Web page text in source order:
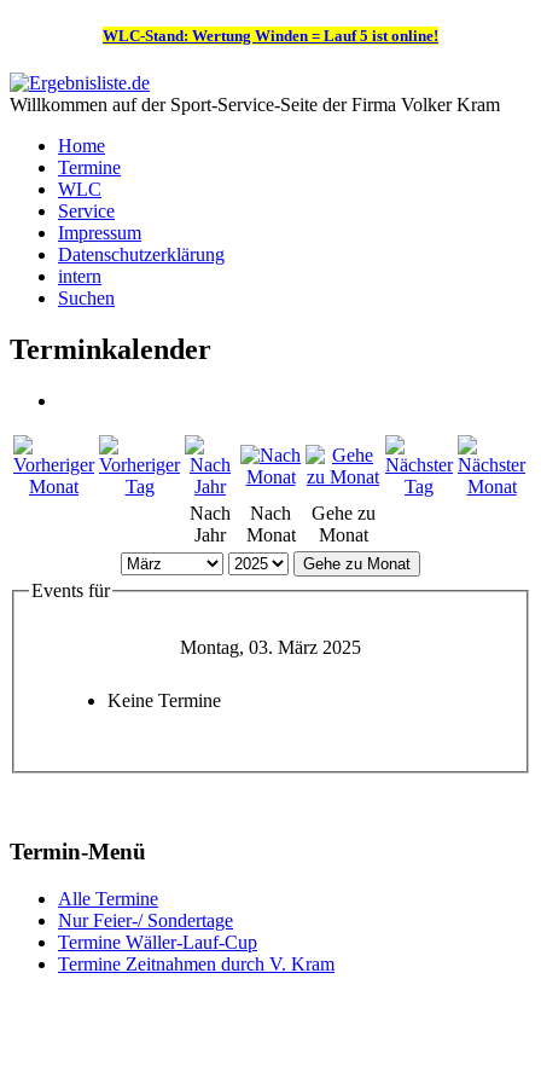
WLC-Stand: Wertung Winden = Lauf 5 ist online!
Willkommen auf der Sport-Service-Seite der Firma Volker Kram
Home
Termine
WLC
Service
Impressum
Datenschutzerklärung
intern
Suchen
Terminkalender
Nach
Jahr
Nach
Monat
Gehe zu
Monat
Gehe zu Monat
Events für
Montag, 03. März 2025
Keine Termine
Termin-Menü
Alle Termine
Nur Feier-/ Sondertage
Termine Wäller-Lauf-Cup
Termine Zeitnahmen durch V. Kram